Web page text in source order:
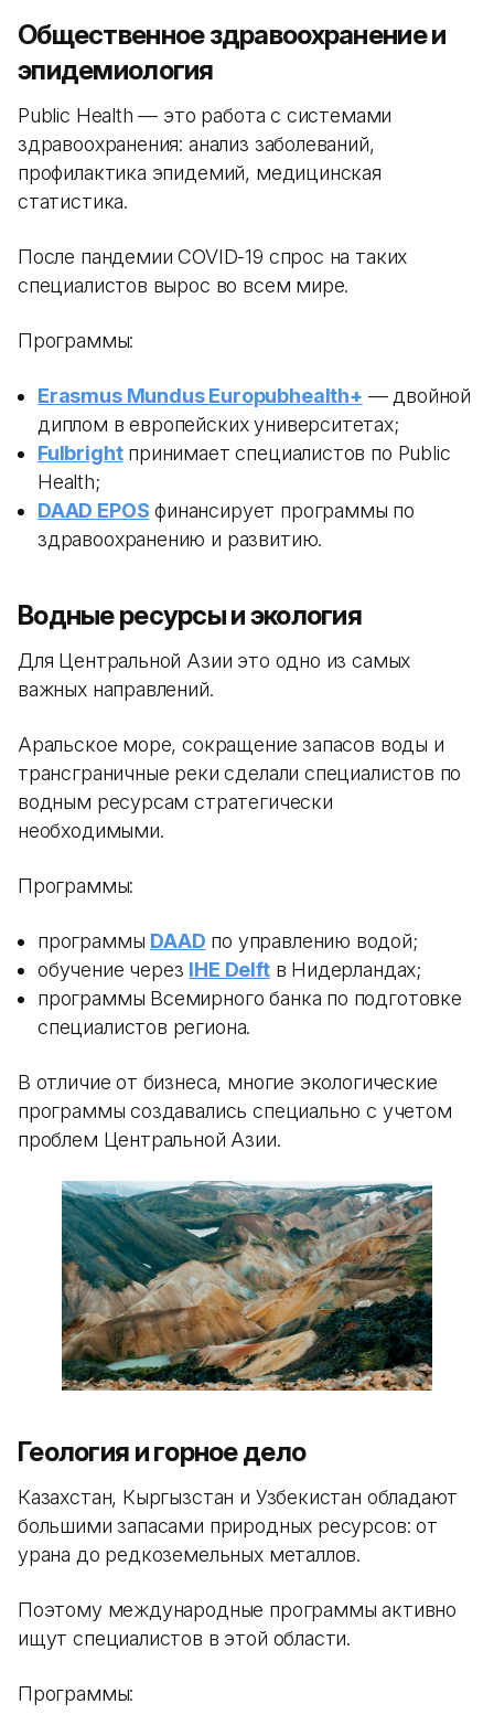
Общественное здравоохранение и
эпидемиология
Public Health — это работа с системами
здравоохранения: анализ заболеваний,
профилактика эпидемий, медицинская
статистика.
После пандемии COVID-19 спрос на таких
специалистов вырос во всем мире.
Программы:
Erasmus Mundus Europubhealth+ — двойной
диплом в европейских университетах;
Fulbrightпринимает специалистов по Public
Health;
DAAD EPOS финансирует программы по
здравоохранению и развитию.
Водные ресурсы и экология
Для Центральной Азии это одно из самых
важных направлений.
Аральское море, сокращение запасов воды и
трансграничные реки сделали специалистов по
водным ресурсам стратегически
необходимыми.
Программы:
программы DAAD по управлению водой;
обучение через IHE Delftв Нидерландах;
программы Всемирного банка по подготовке
специалистов региона.
В отличие от бизнеса, многие экологические
программы создавались специально с учетом
проблем Центральной Азии.
Геология и горное дело
Казахстан, Кыргызстан и Узбекистан обладают
большими запасами природных ресурсов: от
урана до редкоземельных металлов.
Поэтому международные программы активно
ищут специалистов в этой области.
Программы: